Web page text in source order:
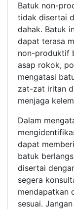
Batuk non-
tidak disertai
dahak. Batuk
dapat terasa
non-produktif
asap rokok,
mengatasi
zat-zat iritan
menjaga
Dalam
dapat
batuk
disertai
segera
mendapatkan
sesuai.